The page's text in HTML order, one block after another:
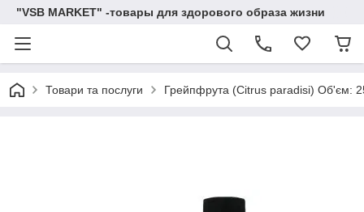
"VSB MARKET" -товары для здорового образа жизни
Товари та послуги Грейпфрута (Citrus paradisi) Об'єм: